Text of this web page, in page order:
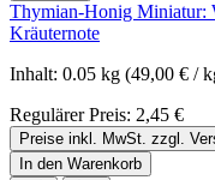
Thymian-Honig Miniatur:
Kräuternote
Inhalt: 0.05 kg (49,00 € /
Regulärer Preis: 2,45 €
Preise inkl. MwSt. zzgl.
In den Warenkorb